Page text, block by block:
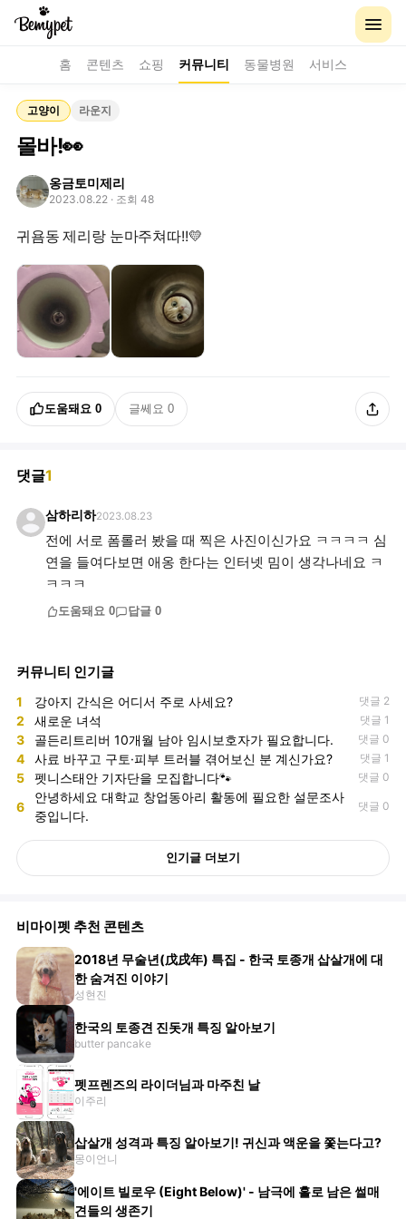
홈 콘텐츠 쇼핑 커뮤니티 동물병원 서비스
고양이 라운지
몰바!👀
옹금토미제리
2023.08.22 · 조회 48
귀욤동 제리랑 눈마주쳐따!!💛
도움돼요 0 글쎄요 0
댓글1
삼하리하2023.08.23
전에 서로 폼롤러 봤을 때 찍은 사진이신가요 ㅋㅋㅋㅋ 심
연을 들여다보면 애옹 한다는 인터넷 밈이 생각나네요 ㅋ
ㅋㅋㅋ
도움돼요 0 답글 0
커뮤니티 인기글
1 강아지 간식은 어디서 주로 사세요? 댓글 2
2 새로운 녀석 댓글 1
3 골든리트리버 10개월 남아 임시보호자가 필요합니다. 댓글 0
4 사료 바꾸고 구토·피부 트러블 겪어보신 분 계신가요? 댓글 1
5 펫니스태안 기자단을 모집합니다🐾 댓글 0
6
안녕하세요 대학교 창업동아리 활동에 필요한 설문조사
중입니다.
댓글 0
인기글 더보기
비마이펫 추천 콘텐츠
2018년 무술년(戊戌年) 특집 - 한국 토종개 삽살개에 대
한 숨겨진 이야기
성현진
한국의 토종견 진돗개 특징 알아보기
butter pancake
펫프렌즈의 라이더님과 마주친 날
이주리
삽살개 성격과 특징 알아보기! 귀신과 액운을 쫓는다고?
몽이언니
'에이트 빌로우 (Eight Below)' - 남극에 홀로 남은 썰매
견들의 생존기